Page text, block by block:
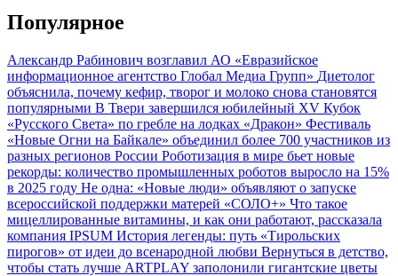
Популярное
Александр Рабинович возглавил АО «Евразийское
информационное агентство Глобал Медиа Групп» Диетолог
объяснила, почему кефир, творог и молоко снова становятся
популярными В Твери завершился юбилейный XV Кубок
«Русского Света» по гребле на лодках «Дракон» Фестиваль
«Новые Огни на Байкале» объединил более 700 участников из
разных регионов России Роботизация в мире бьет новые
рекорды: количество промышленных роботов выросло на 15%
в 2025 году Не одна: «Новые люди» объявляют о запуске
всероссийской поддержки матерей «СОЛО+» Что такое
мицеллированные витамины, и как они работают, рассказала
компания IPSUM История легенды: путь «Тирольских
пирогов» от идеи до всенародной любви Вернуться в детство,
чтобы стать лучше ARTPLAY заполонили гигантские цветы